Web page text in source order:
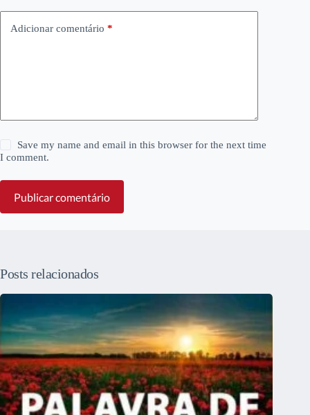
Adicionar comentário *
Save my name and email in this browser for the next time
I comment.
Publicar comentário
Posts relacionados